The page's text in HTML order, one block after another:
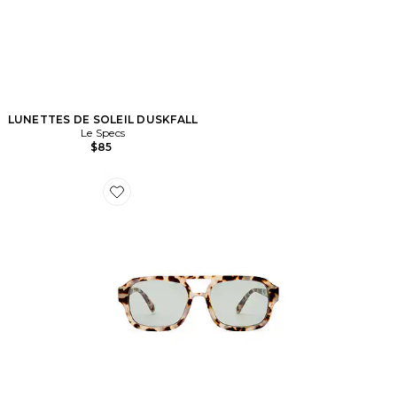
LUNETTES DE SOLEIL DUSKFALL
Le Specs
$85
Favorite LUNETTES DE SOLEIL AQUARIUS